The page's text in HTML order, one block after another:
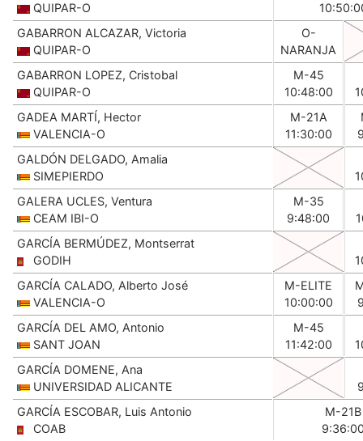
QUIPAR-O
GABARRON ALCAZAR, Victoria
QUIPAR-O
O-
NARANJA
GABARRON LOPEZ, Cristobal
QUIPAR-O
M-45
10:48:00
GADEA MARTÍ, Hector
VALENCIA-O
M-21A
11:30:00
GALDÓN DELGADO, Amalia
SIMEPIERDO
GALERA UCLES, Ventura
CEAM IBI-O
M-35
9:48:00
GARCÍA BERMÚDEZ, Montserrat
GODIH
GARCÍA CALADO, Alberto José
VALENCIA-O
M-ELITE
10:00:00
GARCÍA DEL AMO, Antonio
SANT JOAN
M-45
11:42:00
GARCÍA DOMENE, Ana
UNIVERSIDAD ALICANTE
GARCÍA ESCOBAR, Luis Antonio
COAB
M-21B